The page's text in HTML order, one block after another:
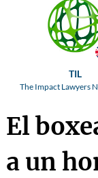
TIL
The Impact Lawyers
El
a un